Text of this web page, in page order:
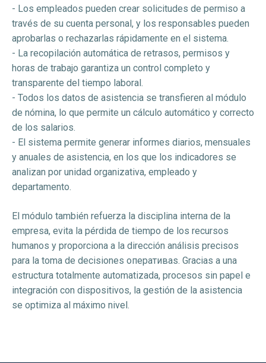
- Los empleados pueden crear solicitudes de permiso a
través de su cuenta personal, y los responsables pueden
aprobarlas o rechazarlas rápidamente en el sistema.
- La recopilación automática de retrasos, permisos y
horas de trabajo garantiza un control completo y
transparente del tiempo laboral.
- Todos los datos de asistencia se transfieren al módulo
de nómina, lo que permite un cálculo automático y correcto
de los salarios.
- El sistema permite generar informes diarios, mensuales
y anuales de asistencia, en los que los indicadores se
analizan por unidad organizativa, empleado y
departamento.
El módulo también refuerza la disciplina interna de la
empresa, evita la pérdida de tiempo de los recursos
humanos y proporciona a la dirección análisis precisos
para la toma de decisiones оперативas. Gracias a una
estructura totalmente automatizada, procesos sin papel e
integración con dispositivos, la gestión de la asistencia
se optimiza al máximo nivel.